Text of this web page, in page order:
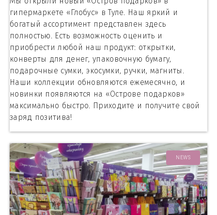
гипермаркете «Глобус» в Туле. Наш яркий и
богатый ассортимент представлен здесь
полностью. Есть возможность оценить и
приобрести любой наш продукт: открытки,
конверты для денег, упаковочную бумагу,
подарочные сумки, экосумки, ручки, магниты.
Наши коллекции обновляются ежемесячно, и
новинки появляются на «Острове подарков»
максимально быстро. Приходите и получите свой
заряд позитива!
NEWS